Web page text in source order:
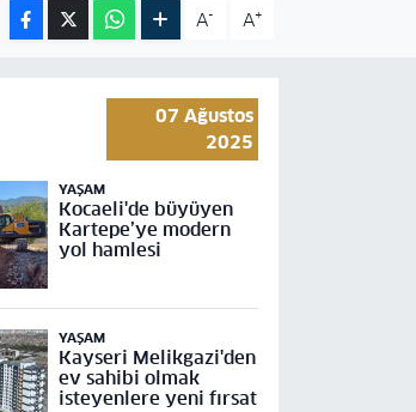
A- A+
07 Ağustos
2025
YAŞAM
Kocaeli'de büyüyen
Kartepe’ye modern
yol hamlesi
YAŞAM
Kayseri Melikgazi'den
ev sahibi olmak
isteyenlere yeni fırsat